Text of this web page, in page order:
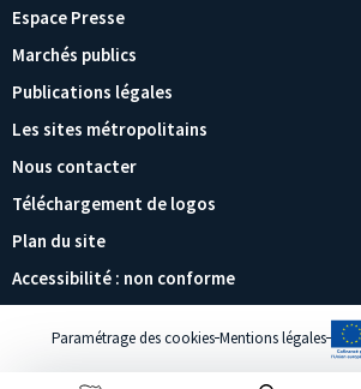
Espace Presse
Marchés publics
Publications légales
Les sites métropolitains
Nous contacter
Téléchargement de logos
Plan du site
Accessibilité : non conforme
Paramétrage des cookies Mentions légales